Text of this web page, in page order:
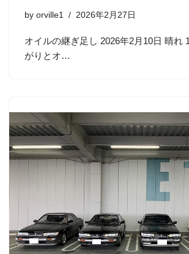
by orville1 2026年2月27日
オイルの継ぎ足し 2026年2月10日 晴れ
がりとオ…